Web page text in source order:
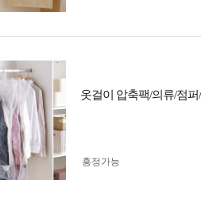
옷걸이 압축팩/의류/점
흥정가능